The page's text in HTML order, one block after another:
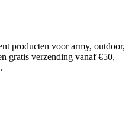
producten voor army, outdoor,
gratis verzending vanaf €50,